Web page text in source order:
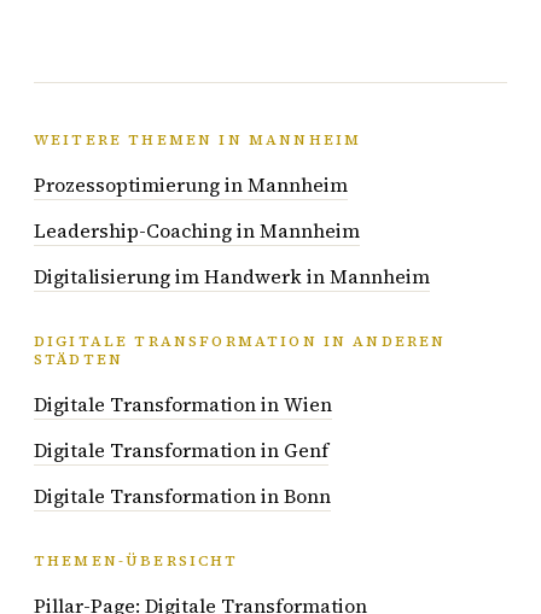
WEITERE THEMEN IN MANNHEIM
Prozessoptimierung in Mannheim
Leadership-Coaching in Mannheim
Digitalisierung im Handwerk in Mannheim
DIGITALE TRANSFORMATION IN ANDEREN
STÄDTEN
Digitale Transformation in Wien
Digitale Transformation in Genf
Digitale Transformation in Bonn
THEMEN-ÜBERSICHT
Pillar-Page: Digitale Transformation